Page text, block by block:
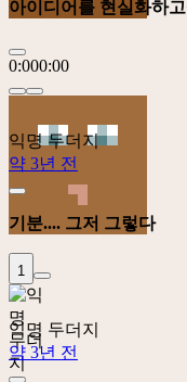
아이디어를 현실화하
0:000:00
익명 두더지
약 3년 전
기분.... 그저 그렇다
1
익명 두더지
약 3년 전